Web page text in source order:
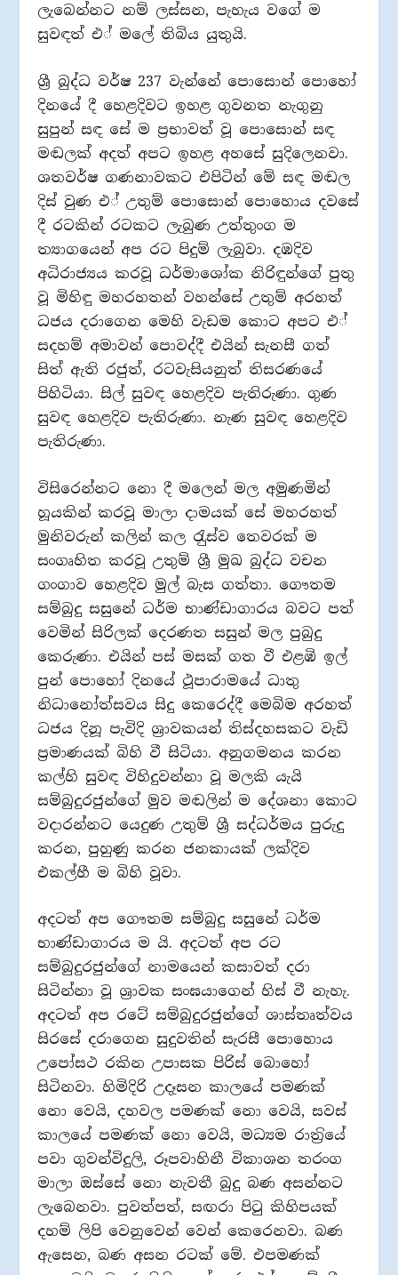
ලැබෙන්නට නම් ලස්සන, පැහැය වගේ ම
සුවඳත් එ් මලේ තිබිය යුතුයි.
ශ්‍රී බුද්ධ වර්ෂ 237 වැන්නේ පොසොන් පොහෝ
දිනයේ දී හෙළදිවට ඉහළ ගුවනත නැගුනු
සුපුන් සඳ සේ ම ප‍්‍රභාවත් වූ පොසොන් සඳ
මඬලක් අදත් අපට ඉහළ අහසේ සුදිලෙනවා.
ශතවර්ෂ ගණනාවකට එපිටින් මේ සඳ මඬල
දිස් වුණ එ් උතුම් පොසොන් පොහොය දවසේ
දී රටකින් රටකට ලැබුණ උත්තුංග ම
ත්‍යාගයෙන් අප රට පිදුම් ලැබුවා. දඹදිව
අධිරාජ්‍යය කරවූ ධර්මාශෝක නිරිඳුන්ගේ පුතු
වූ මිහිඳු මහරහතන් වහන්සේ උතුම් අරහත්
ධජය දරාගෙන මෙහි වැඩම කොට අපට එ්
සදහම් අමාවන් පොවද්දී එයින් සැනසී ගත්
සිත් ඇති රජුත්, රටවැසියනුත් තිසරණයේ
පිහිටියා. සිල් සුවඳ හෙළදිව පැතිරුණා. ගුණ
සුවඳ හෙළදිව පැතිරුණා. නැණ සුවඳ හෙළදිව
පැතිරුණා.
විසිරෙන්නට නො දී මලෙන් මල අමුණමින්
හූයකින් කරවූ මාලා දාමයක් සේ මහරහත්
මුනිවරුන් කලින් කල රැුස්ව තෙවරක් ම
සංගෘහිත කරවූ උතුම් ශ්‍රී මුඛ බුද්ධ වචන
ගංගාව හෙළදිව මුල් බැස ගත්තා. ගෞතම
සම්බුදු සසුනේ ධර්ම භාණ්ඩාගාරය බවට පත්
වෙමින් සිරිලක් දෙරණත සසුන් මල පුබුදු
කෙරුණා. එයින් පස් මසක් ගත වී එළඹි ඉල්
පුන් පොහෝ දිනයේ ථූපාරාමයේ ධාතු
නිධානෝත්සවය සිදු කෙරෙද්දී මෙබිම අරහත්
ධජය දිනූ පැවිදි ශ‍්‍රාවකයන් තිස්දහසකට වැඩි
ප‍්‍රමාණයක් බිහි වී සිටියා. අනුගමනය කරන
කල්හි සුවඳ විහිදුවන්නා වූ මලකි යැයි
සම්බුදුරජුන්ගේ මුව මඬලින් ම දේශනා කොට
වදාරන්නට යෙදුණ උතුම් ශ්‍රී සද්ධර්මය පුරුදු
කරන, පුහුණු කරන ජනකායක් ලක්දිව
එකල්හී ම බිහි වූවා.
අදටත් අප ගෞතම සම්බුදු සසුනේ ධර්ම
භාණ්ඩාගාරය ම යි. අදටත් අප රට
සම්බුදුරජුන්ගේ නාමයෙන් කසාවත් දරා
සිටින්නා වූ ශ‍්‍රාවක සංඝයාගෙන් හිස් වී නැහැ.
අදටත් අප රටේ සම්බුදුරජුන්ගේ ශාස්තෘත්වය
සිරසේ දරාගෙන සුදුවතින් සැරසී පොහොය
උපෝසථ රකින උපාසක පිරිස් බොහෝ
සිටිනවා. හිමිදිරි උදෑසන කාලයේ පමණක්
නො වෙයි, දහවල පමණක් නො වෙයි, සවස්
කාලයේ පමණක් නො වෙයි, මධ්‍යම රාත‍්‍රියේ
පවා ගුවන්විදුලි, රූපවාහිනී විකාශන තරංග
මාලා ඔස්සේ නො නැවතී බුදු බණ අසන්නට
ලැබෙනවා. පුවත්පත්, සඟරා පිටු කිහිපයක්
දහම් ලිපි වෙනුවෙන් වෙන් කෙරෙනවා. බණ
ඇසෙන, බණ අසන රටක් මේ. එපමණක්